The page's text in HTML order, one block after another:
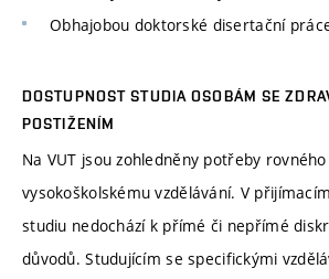
Obhajobou doktorské disertační
DOSTUPNOST STUDIA OSOBÁM SE
POSTIŽENÍM
Na VUT jsou zohledněny potřeby
vysokoškolskému vzdělávání. V
studiu nedochází k přímé či nepřímé
důvodů. Studujícím se specifickými